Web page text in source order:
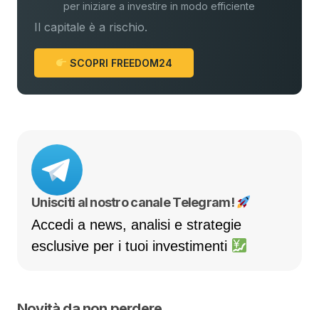
per iniziare a investire in modo efficiente
Il capitale è a rischio.
SCOPRI FREEDOM24
Unisciti al nostro canale Telegram!
Accedi a news, analisi e strategie
esclusive per i tuoi investimenti